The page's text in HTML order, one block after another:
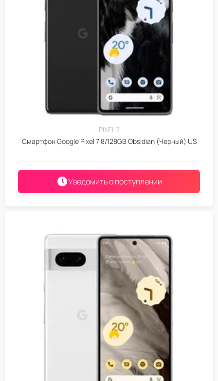
PIXEL 7
Смартфон Google Pixel 7 8/128GB Obsidian (Черный) US
Уведомить о поступлении